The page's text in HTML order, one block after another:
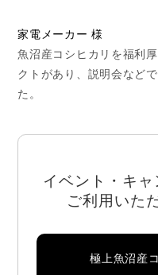
家電メーカー 様
魚沼産コシヒカリを福利
クトがあり、説明会など
た。
イベント・キ
ご利用いた
極上魚沼産